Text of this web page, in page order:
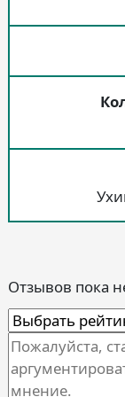
Отзывов пока